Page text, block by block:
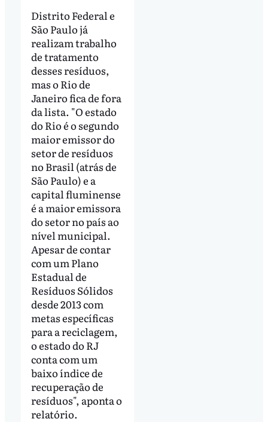
Distrito Federal e
São Paulo já
realizam trabalho
de tratamento
desses resíduos,
mas o Rio de
Janeiro fica de fora
da lista. "O estado
do Rio é o segundo
maior emissor do
setor de resíduos
no Brasil (atrás de
São Paulo) e a
capital fluminense
é a maior emissora
do setor no país ao
nível municipal.
Apesar de contar
com um Plano
Estadual de
Resíduos Sólidos
desde 2013 com
metas específicas
para a reciclagem,
o estado do RJ
conta com um
baixo índice de
recuperação de
resíduos", aponta o
relatório.